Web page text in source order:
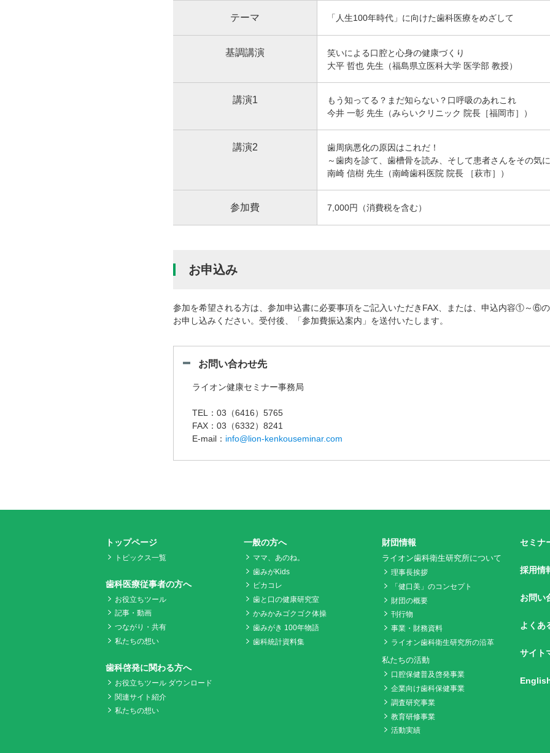
テーマ 「人生100年時代」に向けた歯科医療をめざして
基調講演
笑いによる口腔と心身の健康づくり
大平 哲也 先生（福島県立医科大学 医学部 教授）
講演1
もう知ってる？まだ知らない？口呼吸のあれこれ
今井 一彰 先生（みらいクリニック 院長［福岡市］）
講演2
歯周病悪化の原因はこれだ！
～歯肉を診て、歯槽骨を読み、そして患者さんをその気
南崎 信樹 先生（南崎歯科医院 院長 ［萩市］）
参加費 7,000円（消費税を含む）
お申込み
参加を希望される方は、参加申込書に必要事項をご記入いただきFAX、または、申込内容①～⑥
お申し込みください。受付後、「参加費振込案内」を送付いたします。
お問い合わせ先
ライオン健康セミナー事務局
TEL
03（6416）5765
FAX
03（6332）8241
E-mail
info@lion-kenkouseminar.com
トップページ
トピックス一覧
歯科医療従事者の方へ
お役立ちツール
記事・動画
つながり・共有
私たちの想い
歯科啓発に関わる方へ
お役立ちツール ダウンロード
関連サイト紹介
私たちの想い
一般の方へ
ママ、あのね。
歯みがKids
ピカコレ
歯と口の健康研究室
かみかみゴクゴク体操
歯みがき 100年物語
歯科統計資料集
財団情報
ライオン歯科衛生研究所について
理事長挨拶
「健口美」のコンセプト
財団の概要
刊行物
事業・財務資料
ライオン歯科衛生研究所の沿革
私たちの活動
口腔保健普及啓発事業
企業向け歯科保健事業
調査研究事業
教育研修事業
活動実績
セミナ
採用情
お問い
よくあ
サイト